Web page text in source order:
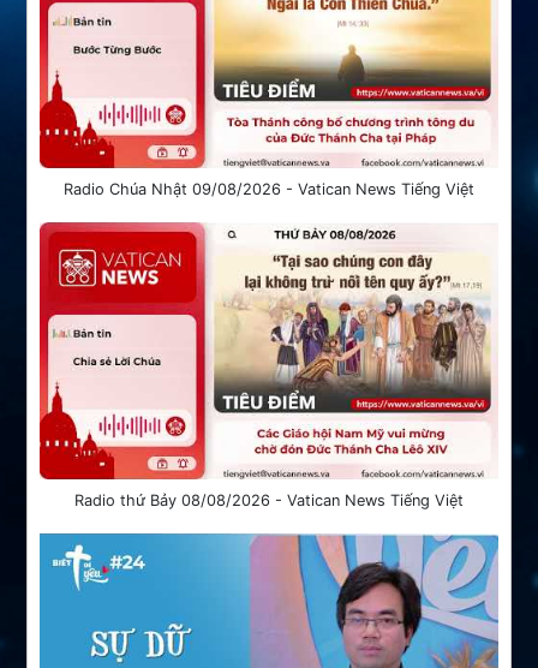
Radio Chúa Nhật 09/08/2026 - Vatican News Tiếng Việt
Radio thứ Bảy 08/08/2026 - Vatican News Tiếng Việt